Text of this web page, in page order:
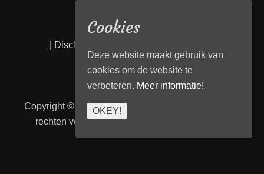
Disclaimer
Copyright © 2026Transport Begeleiding Venlo
rechten voorbehouden. | TBVenlo door
Cookies
Deze website maakt gebruik van
cookies om de website te
verbeteren. Meer informatie!
OKEY!